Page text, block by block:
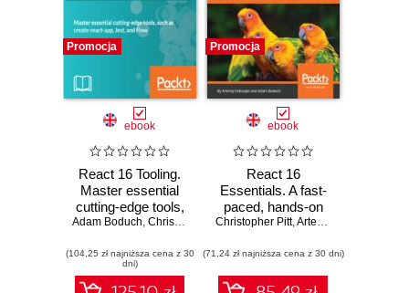
Promocja
ebook
React 16 Tooling.
Master essential
cutting-edge tools,
such as create-
and Flow
Adam Boduch, Christopher Pitt
(104,25 zł najniższa cena z 30
dni)
Promocja
ebook
React 16
Essentials. A fast-
paced, hands-on
guide to designing
scalable and
maintainable web
apps with React 16
Christopher Pitt,Artemij Fedosejev
(71,24 zł najniższa cena z 30 dni)